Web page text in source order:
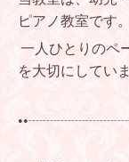
ピアノ教室です。
一人ひとりのペ
を大切にしていま